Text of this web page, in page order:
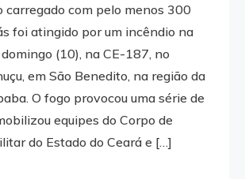
carregado com pelo menos 300
foi atingido por um incêndio na
(10), na CE-187, no
em São Benedito, na região da
O fogo provocou uma série de
equipes do Corpo de
do Estado do Ceará e […]